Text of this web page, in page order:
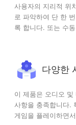
사용자의 지리적 위
로 파악하여 단 한
록 합니다. 또는 수
다양한
이 제품은 오디오
사항을 충족합니다.
게임을 플레이하면